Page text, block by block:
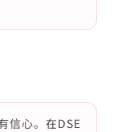
信心。在DSE